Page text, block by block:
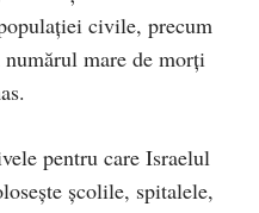
civile, precum
mare de morți
pentru care Israelul
școlile, spitalele,